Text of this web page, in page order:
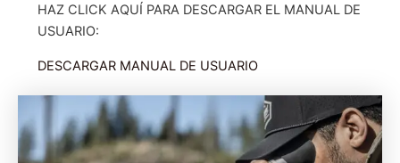
HAZ CLICK AQUÍ PARA DESCARGAR EL MANUAL DE
USUARIO:
DESCARGAR MANUAL DE USUARIO